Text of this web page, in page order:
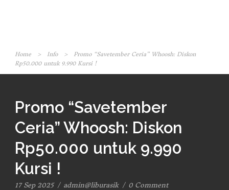
Home > Info >
Promo “Savetember Ceria” Whoosh: Diskon
Rp50.000 untuk 9.990 Kursi !
Promo “Savetember
Ceria” Whoosh: Diskon
Rp50.000 untuk 9.990
Kursi !
17 Sep 2025 / admin@liburasik / 0 Comment